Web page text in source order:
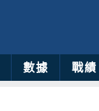
數據 戰績